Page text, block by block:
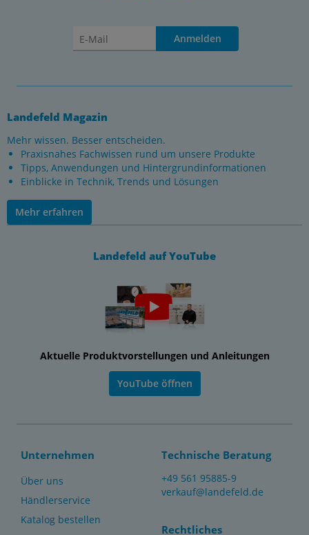
Anmelden
Landefeld Magazin
Mehr wissen. Besser entscheiden.
Praxisnahes Fachwissen rund um unsere Produkte
Tipps, Anwendungen und Hintergrundinformationen
Einblicke in Technik, Trends und Lösungen
Mehr erfahren
Landefeld auf YouTube
Aktuelle Produktvorstellungen und Anleitungen
YouTube öffnen
Unternehmen
Über uns
Händlerservice
Katalog bestellen
Technische Beratung
+49 561 95885-9
verkauf@landefeld.de
Rechtliches